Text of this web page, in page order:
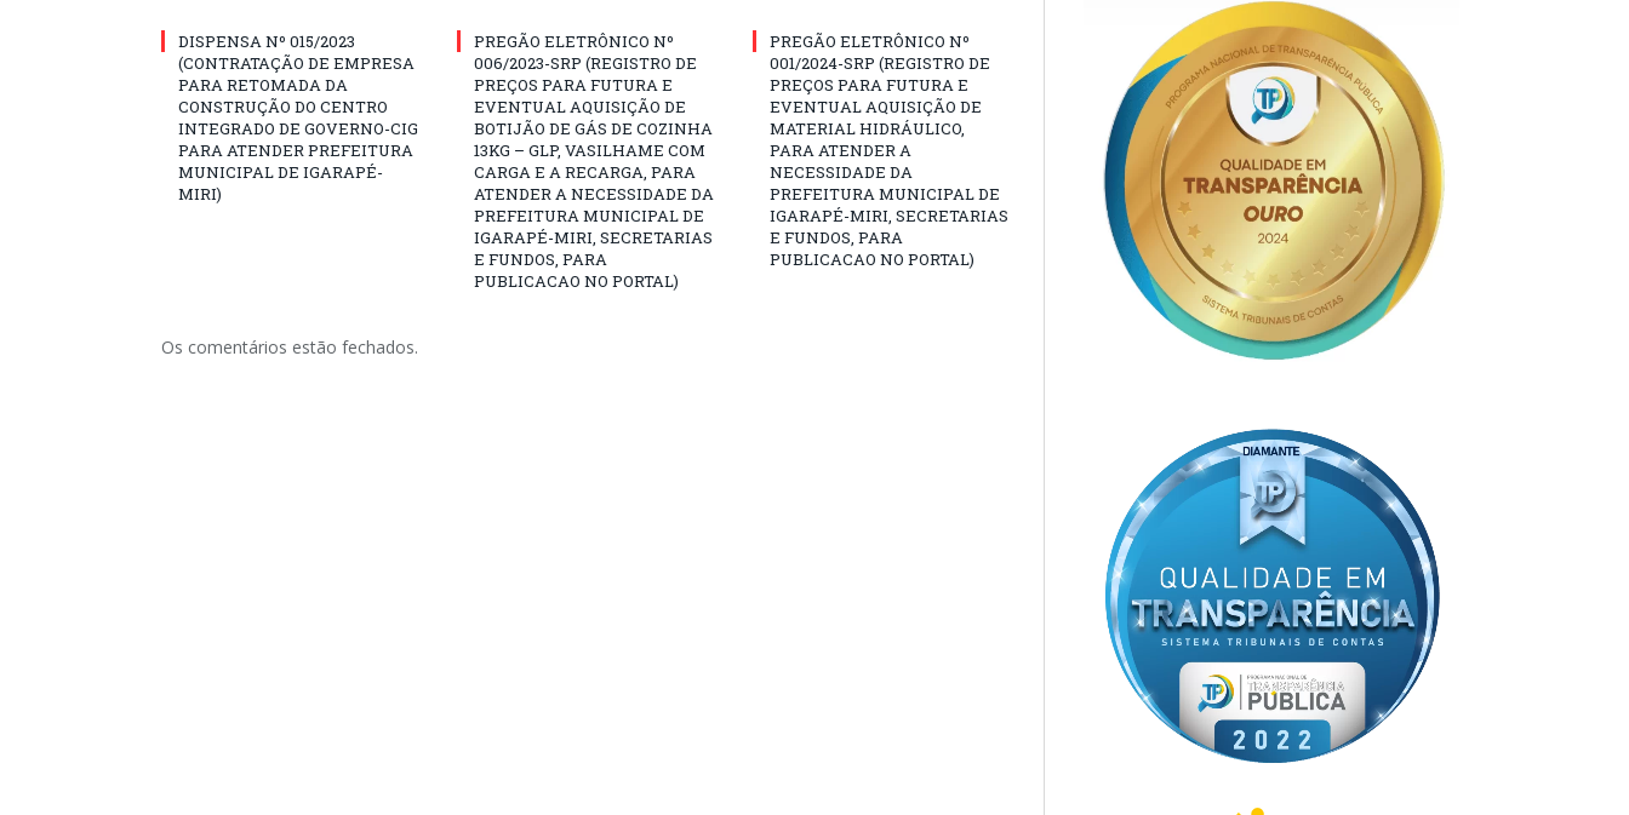
DISPENSA Nº 015/2023
(CONTRATAÇÃO DE EMPRESA
PARA RETOMADA DA
CONSTRUÇÃO DO CENTRO
INTEGRADO DE GOVERNO-CIG
PARA ATENDER PREFEITURA
MUNICIPAL DE IGARAPÉ-
MIRI)
PREGÃO ELETRÔNICO Nº
006/2023-SRP (REGISTRO DE
PREÇOS PARA FUTURA E
EVENTUAL AQUISIÇÃO DE
BOTIJÃO DE GÁS DE COZINHA
13KG – GLP, VASILHAME COM
CARGA E A RECARGA, PARA
ATENDER A NECESSIDADE DA
PREFEITURA MUNICIPAL DE
IGARAPÉ-MIRI, SECRETARIAS
E FUNDOS, PARA
PUBLICACAO NO PORTAL)
PREGÃO ELETRÔNICO Nº
001/2024-SRP (REGISTRO DE
PREÇOS PARA FUTURA E
EVENTUAL AQUISIÇÃO DE
MATERIAL HIDRÁULICO,
PARA ATENDER A
NECESSIDADE DA
PREFEITURA MUNICIPAL DE
IGARAPÉ-MIRI, SECRETARIAS
E FUNDOS, PARA
PUBLICACAO NO PORTAL)
Os comentários estão fechados.